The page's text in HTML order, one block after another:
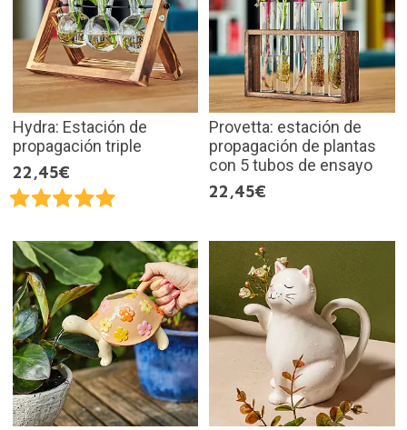
Hydra: Estación de
propagación triple
22,45€
Provetta: estación de
propagación de plantas
con 5 tubos de ensayo
22,45€